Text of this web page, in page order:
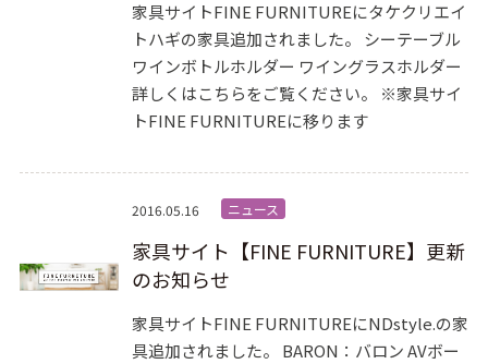
家具サイトFINE FURNITUREにタケクリエイ
トハギの家具追加されました。 シーテーブル
ワインボトルホルダー ワイングラスホルダー
詳しくはこちらをご覧ください。 ※家具サイ
トFINE FURNITUREに移ります
2016.05.16 ニュース
家具サイト【FINE FURNITURE】更新
のお知らせ
家具サイトFINE FURNITUREにNDstyle.の家
具追加されました。 BARON：バロン AVボー